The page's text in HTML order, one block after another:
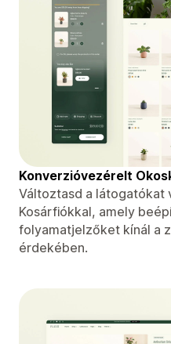
Konverzióvezérelt
Változtasd a látogatókat
Kosárfiókkal, amely
folyamatjelzőket kínál a
érdekében.